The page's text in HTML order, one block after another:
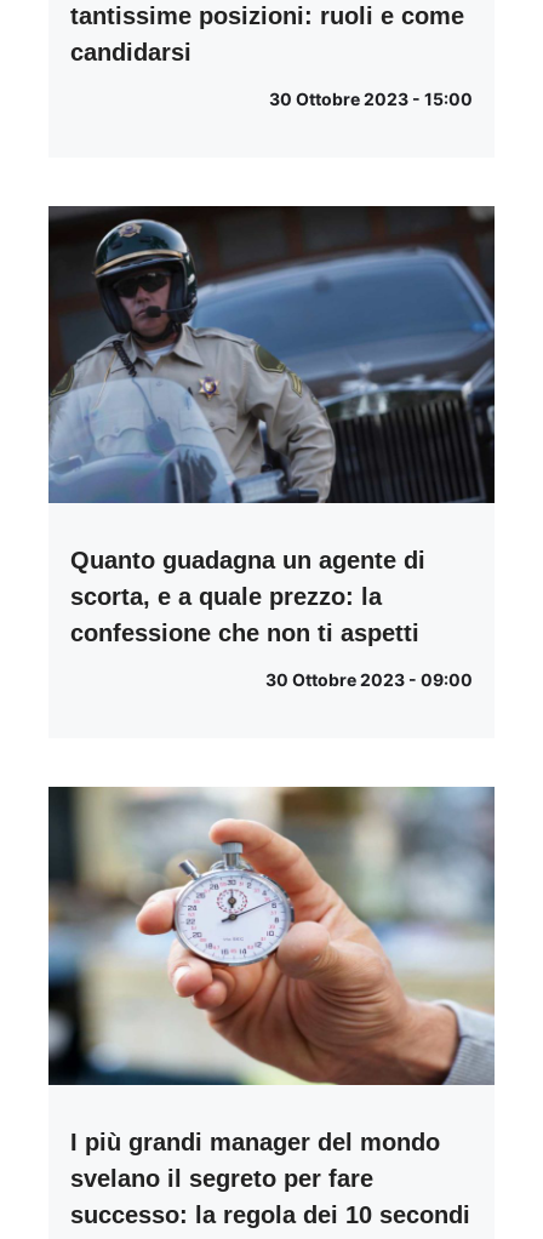
tantissime posizioni: ruoli e come
candidarsi
30 Ottobre 2023 - 15:00
Quanto guadagna un agente di
scorta, e a quale prezzo: la
confessione che non ti aspetti
30 Ottobre 2023 - 09:00
I più grandi manager del mondo
svelano il segreto per fare
successo: la regola dei 10 secondi